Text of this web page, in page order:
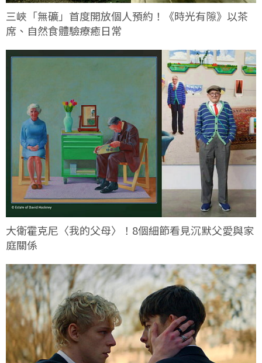
三峽「無礦」首度開放個人預約！《時光有隙》以茶
席、自然食體驗療癒日常
大衛霍克尼〈我的父母〉！8個細節看見沉默父愛與家
庭關係